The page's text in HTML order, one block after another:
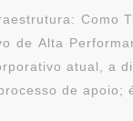
Como
de Alta
atual, a
de apoio;